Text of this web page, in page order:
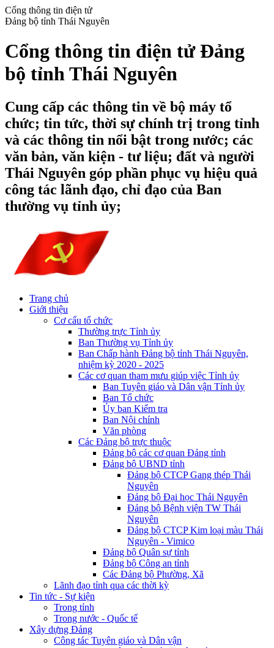
Cổng thông tin điện tử
Đảng bộ tỉnh Thái Nguyên
Cổng thông tin điện tử Đảng
bộ tỉnh Thái Nguyên
Cung cấp các thông tin về bộ máy tổ
chức; tin tức, thời sự chính trị trong tỉnh
và các thông tin nổi bật trong nước; các
văn bản, văn kiện - tư liệu; đất và người
Thái Nguyên góp phần phục vụ hiệu quả
công tác lãnh đạo, chỉ đạo của Ban
thường vụ tỉnh ủy;
Trang chủ
Giới thiệu
Cơ cấu tổ chức
Thường trực Tỉnh ủy
Ban Thường vụ Tỉnh ủy
Ban Chấp hành Đảng bộ tỉnh Thái Nguyên,
nhiệm kỳ 2020 - 2025
Các cơ quan tham mưu giúp việc Tỉnh ủy
Ban Tuyên giáo và Dân vận Tỉnh ủy
Ban Tổ chức
Ủy ban Kiểm tra
Ban Nội chính
Văn phòng
Các Đảng bộ trực thuộc
Đảng bộ các cơ quan Đảng tỉnh
Đảng bộ UBND tỉnh
Đảng bộ CTCP Gang thép Thái
Nguyên
Đảng bộ Đại học Thái Nguyên
Đảng bộ Bệnh viện TW Thái
Nguyên
Đảng bộ CTCP Kim loại màu Thái
Nguyên - Vimico
Đảng bộ Quân sự tỉnh
Đảng bộ Công an tỉnh
Các Đảng bộ Phường, Xã
Lãnh đạo tỉnh qua các thời kỳ
Tin tức - Sự kiện
Trong tỉnh
Trong nước - Quốc tế
Xây dựng Đảng
Công tác Tuyên giáo và Dân vận